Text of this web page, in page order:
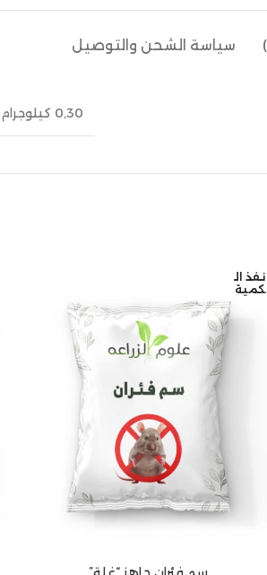
سياسة الشحن والتوصيل
0,30 كيلوجرام
نفذ ال
كمية